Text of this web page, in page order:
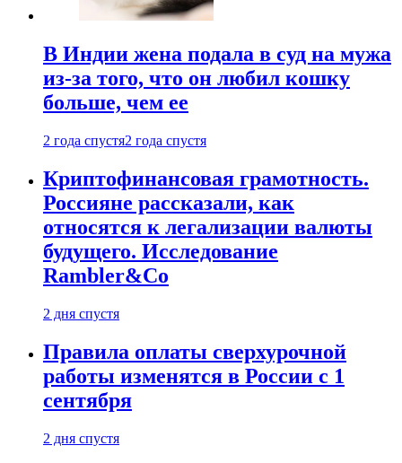
В Индии жена подала в суд на мужа
из-за того, что он любил кошку
больше, чем ее
2 года спустя2 года спустя
Криптофинансовая грамотность.
Россияне рассказали, как
относятся к легализации валюты
будущего. Исследование
Rambler&Co
2 дня спустя
Правила оплаты сверхурочной
работы изменятся в России с 1
сентября
2 дня спустя